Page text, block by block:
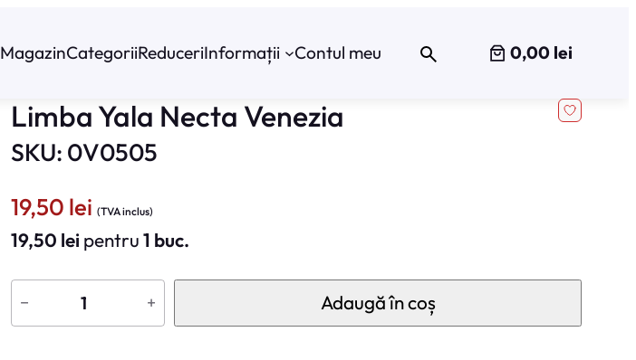
MagazinCategoriiReduceriInformații Contul meu 0,00 lei
Limba Yala Necta Venezia
SKU: 0V0505
19,50 lei (TVA inclus)
19,50 lei pentru1 buc.
C
t
− + Adaugă în coș